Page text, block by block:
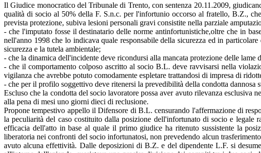
Il Giudice monocratico del Tribunale di Trento, con sentenza 20.11.2009,
qualità di socio al 50% della F. S.n.c. per l'infortunio occorso al fratello, B.Z.,
prevista protezione, subiva lesioni personali gravi consistite nella parziale
- che l'imputato fosse il destinatario delle norme antinfortunistiche,oltre che in
nell'anno 1998 che lo indicava quale responsabile della sicurezza ed in
sicurezza e la tutela ambientale;
- che la dinamica dell'incidente deve ricondursi alla mancata protezione delle
- che il comportamento colposo ascritto al socio B.L. deve ravvisarsi nella
vigilanza che avrebbe potuto comodamente espletare trattandosi di impresa di
- che per il profilo soggettivo deve ritenersi la prevedibilità della condotta dannosa
Escluso che la condotta del socio lavoratore possa aver avuto rilevanza
alla pena di mesi uno giorni dieci di reclusione.
Propone tempestivo appello il Difensore di B.L. censurando l'affermazione di
la peculiarità del caso costituito dalla posizione dell'infortunato di socio e legale
efficacia dell'atto in base al quale il primo giudice ha ritenuto sussistente la
liberatoria nei confronti del socio infortunatosi, non prevedendo alcun
avuto alcuna effettività. Dalle deposizioni di B.Z. e del dipendente L.F. si